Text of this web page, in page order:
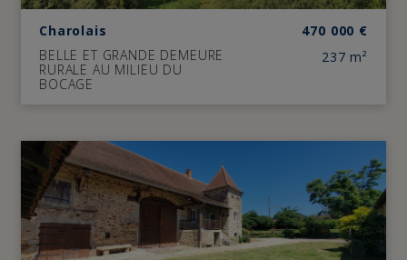
Charolais 470 000 €
BELLE ET GRANDE DEMEURE
RURALE AU MILIEU DU
BOCAGE
237 m²